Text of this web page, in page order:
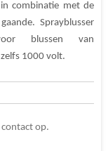
combinatie met de
Sprayblusser
blussen van
1000 volt.
contact op.